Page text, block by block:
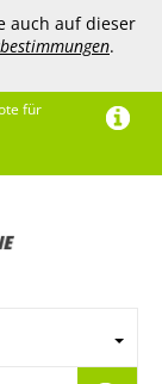
auch auf dieser
.
für